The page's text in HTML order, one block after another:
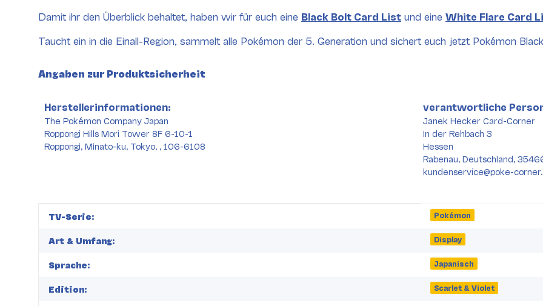
Damit ihr den Überblick behaltet, haben wir für euch eine Black Bolt Card List und eine White Flare Card
Taucht ein in die Einall-Region, sammelt alle Pokémon der 5. Generation und sichert euch jetzt Pokémon
Angaben zur Produktsicherheit
Herstellerinformationen:
The Pokémon Company Japan
Roppongi Hills Mori Tower 8F 6-10-1
Roppongi, Minato-ku, Tokyo, , 106-6108
verantwortliche
Janek Hecker Card-Corner
In der Rehbach 3
Hessen
Rabenau, Deutschland,
kundenservice@poke-
Produkteigenschaft
Wert
TV-Serie: Pokémon
Art & Umfang: Display
Sprache: Japanisch
Edition: Scarlet & Violet